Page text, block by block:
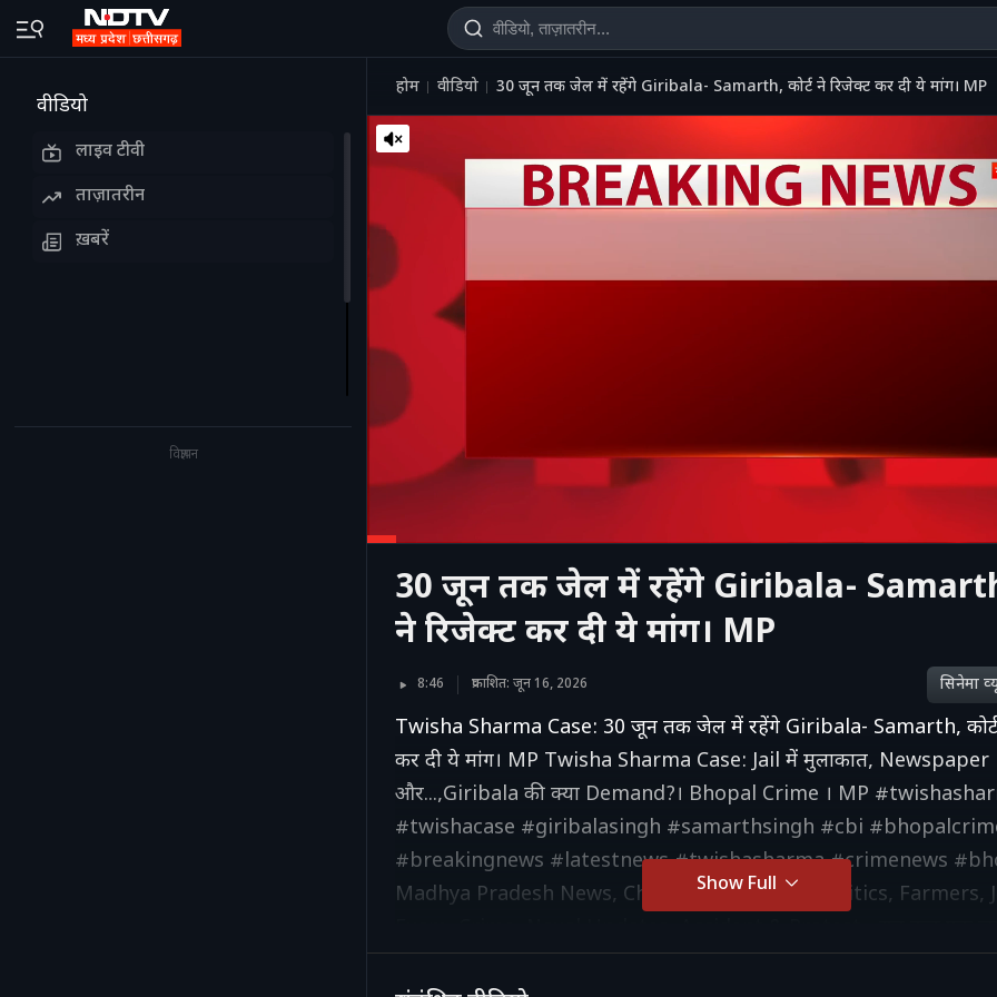
वीडियो
लाइव टीवी
ताज़ातरीन
ख़बरें
विज्ञापन
होम वीडियो 30 जून तक जेल में रहेंगे Giribala- Samarth, कोर्ट ने रिजेक्ट कर दी ये मांग। MP
30 जून तक जेल में रहेंगे Giribala-
ने रिजेक्ट कर दी ये मांग। MP
8:46 प्रकाशित: जून 16, 2026 सिनेमा
Twisha Sharma Case: 30 जून तक जेल में रहेंगे Giribala- Samarth,
कर दी ये मांग। MP Twisha Sharma Case: Jail में मुलाकात, Newspaper
और...,Giribala की क्या Demand?। Bhopal Crime । MP
#twishacase #giribalasingh #samarthsingh #cbi
#breakingnews #latestnews #twishasharma #crimenews
Madhya Pradesh News, Chhattisgarh News, Politics, Farmers,
Mohan Yadav, Shivraj Singh, Vishnu Deo Sai और BJP-Congress से
Show Full